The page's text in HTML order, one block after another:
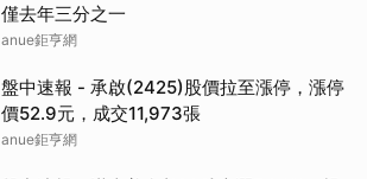
僅去年三分之一
anue鉅亨網
盤中速報 - 承啟(2425)股價拉至漲停，漲停
價52.9元，成交11,973張
anue鉅亨網